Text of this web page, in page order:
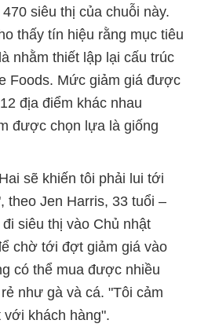
siêu thị của chuỗi này.
thấy tín hiệu rằng mục tiêu
nhằm thiết lập lại cấu trúc
Foods. Mức giảm giá được
địa điểm khác nhau
được chọn lựa là giống
sẽ khiến tôi phải lui tới
theo Jen Harris, 33 tuổi –
siêu thị vào Chủ nhật
chờ tới đợt giảm giá vào
có thể mua được nhiều
như gà và cá. "Tôi cảm
với khách hàng".